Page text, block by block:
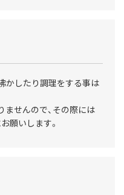
かしたり調理をする事は
ませんので、その際には
願いします。